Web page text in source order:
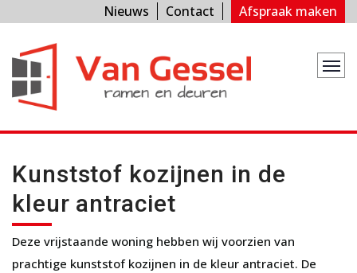
Nieuws Contact Afspraak maken
Kunststof kozijnen in de
kleur antraciet
Deze vrijstaande woning hebben wij voorzien van
prachtige kunststof kozijnen in de kleur antraciet. De